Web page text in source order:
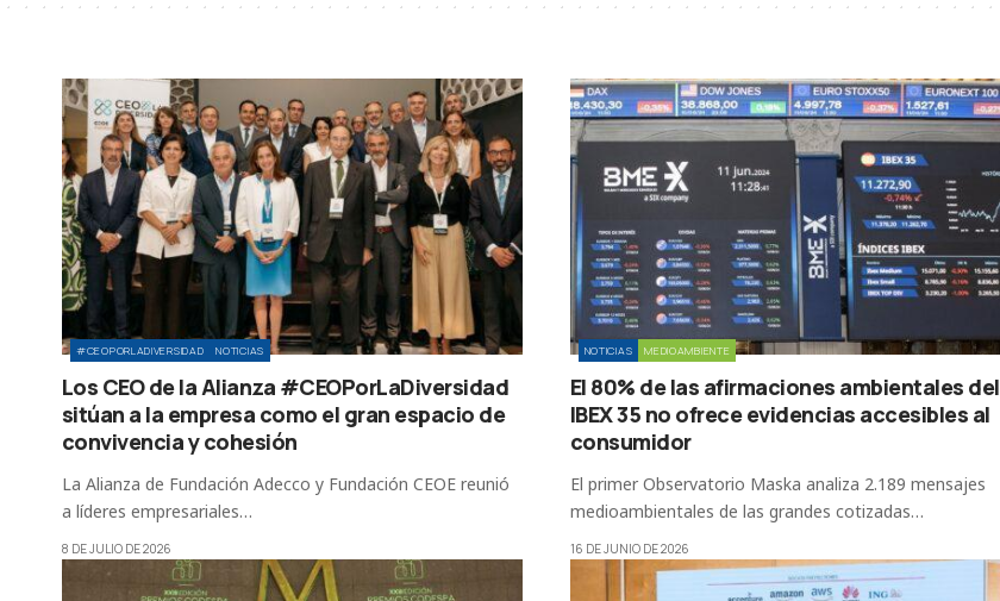
#CEOPORLADIVERSIDAD NOTICIAS
Los CEO de la Alianza #CEOPorLaDiversidad
sitúan a la empresa como el gran espacio de
convivencia y cohesión
La Alianza de Fundación Adecco y Fundación CEOE reunió
a líderes empresariales…
8 DE JULIO DE 2026
NOTICIAS MEDIOAMBIENTE
El 80% de las afirmaciones ambientales del
IBEX 35 no ofrece evidencias accesibles al
consumidor
El primer Observatorio Maska analiza 2.189 mensajes
medioambientales de las grandes cotizadas…
16 DE JUNIO DE 2026